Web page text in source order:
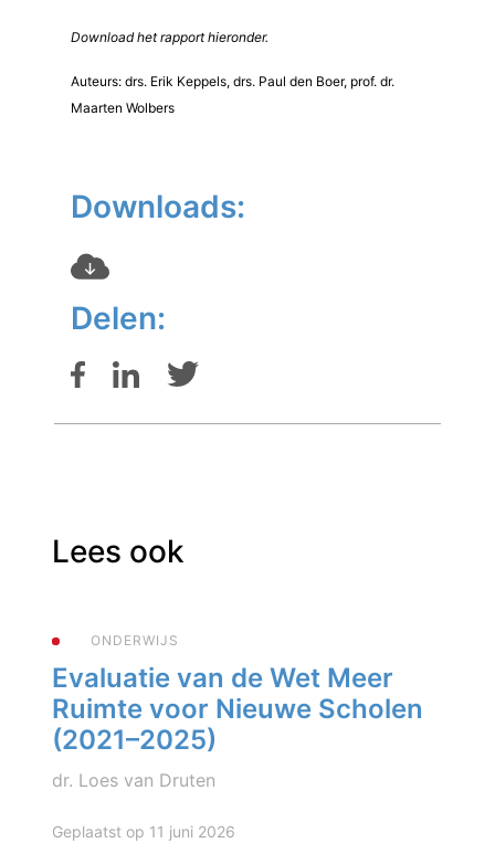
Download het rapport hieronder.
Auteurs: drs. Erik Keppels, drs. Paul den Boer, prof. dr.
Maarten Wolbers
Downloads:
Delen:
Lees ook
ONDERWIJS
Evaluatie van de Wet Meer
Ruimte voor Nieuwe Scholen
(2021–2025)
dr. Loes van Druten
Geplaatst op 11 juni 2026